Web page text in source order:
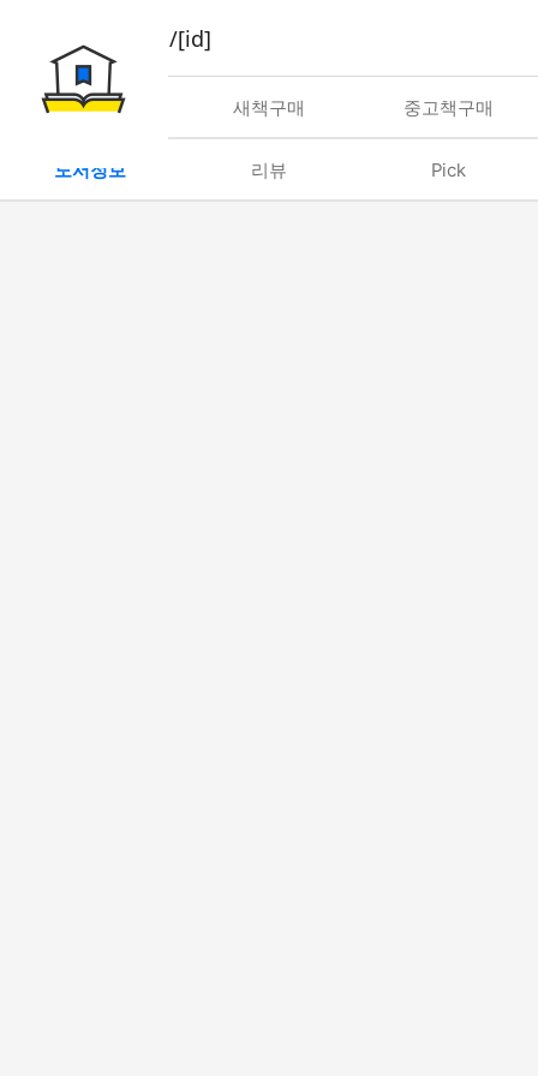
book/rent/[id]
대여 새책구매 중고책구매
도서정보 리뷰 Pick